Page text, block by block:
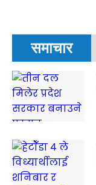
समाचार